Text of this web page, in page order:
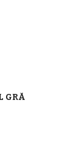
GRÅ